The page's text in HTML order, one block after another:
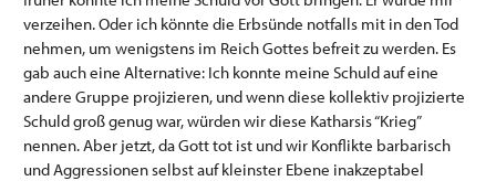
verzeihen. Oder ich könnte die Erbsünde notfalls mit in den Tod
nehmen, um wenigstens im Reich Gottes befreit zu werden. Es
gab auch eine Alternative: Ich konnte meine Schuld auf eine
andere Gruppe projizieren, und wenn diese kollektiv projizierte
Schuld groß genug war, würden wir diese Katharsis “Krieg”
nennen. Aber jetzt, da Gott tot ist und wir Konflikte barbarisch
und Aggressionen selbst auf kleinster Ebene inakzeptabel